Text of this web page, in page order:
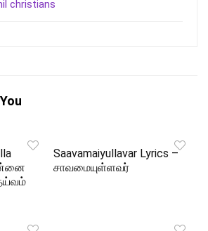
christians
Saavamaiyullavar Lyrics –
சாவமையுள்ளவர்